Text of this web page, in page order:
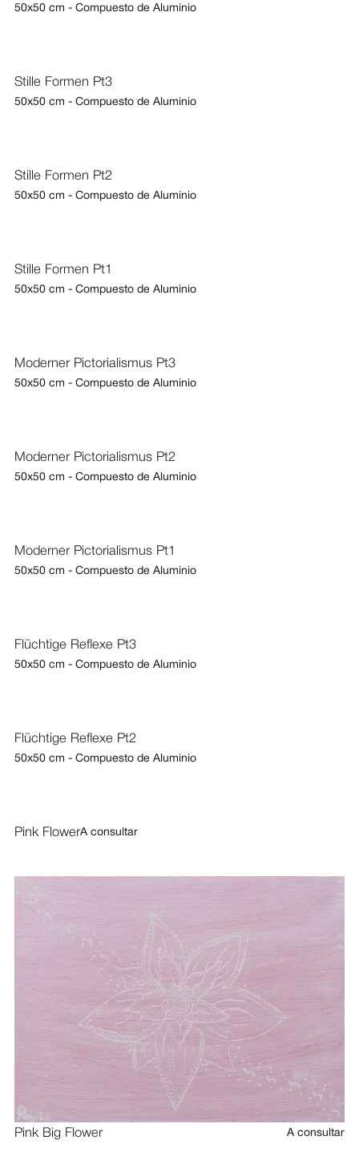
50x50 cm - Compuesto de Aluminio
Stille Formen Pt3
50x50 cm - Compuesto de Aluminio
Stille Formen Pt2
50x50 cm - Compuesto de Aluminio
Stille Formen Pt1
50x50 cm - Compuesto de Aluminio
Moderner Pictorialismus Pt3
50x50 cm - Compuesto de Aluminio
Moderner Pictorialismus Pt2
50x50 cm - Compuesto de Aluminio
Moderner Pictorialismus Pt1
50x50 cm - Compuesto de Aluminio
Flüchtige Reflexe Pt3
50x50 cm - Compuesto de Aluminio
Flüchtige Reflexe Pt2
50x50 cm - Compuesto de Aluminio
Pink FlowerA consultar
Pink Big Flower A consultar